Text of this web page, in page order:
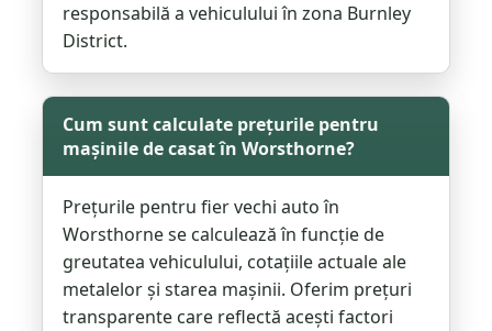
responsabilă a vehiculului în zona Burnley
District.
Cum sunt calculate prețurile pentru
mașinile de casat în Worsthorne?
Prețurile pentru fier vechi auto în
Worsthorne se calculează în funcție de
greutatea vehiculului, cotațiile actuale ale
metalelor și starea mașinii. Oferim prețuri
transparente care reflectă acești factori